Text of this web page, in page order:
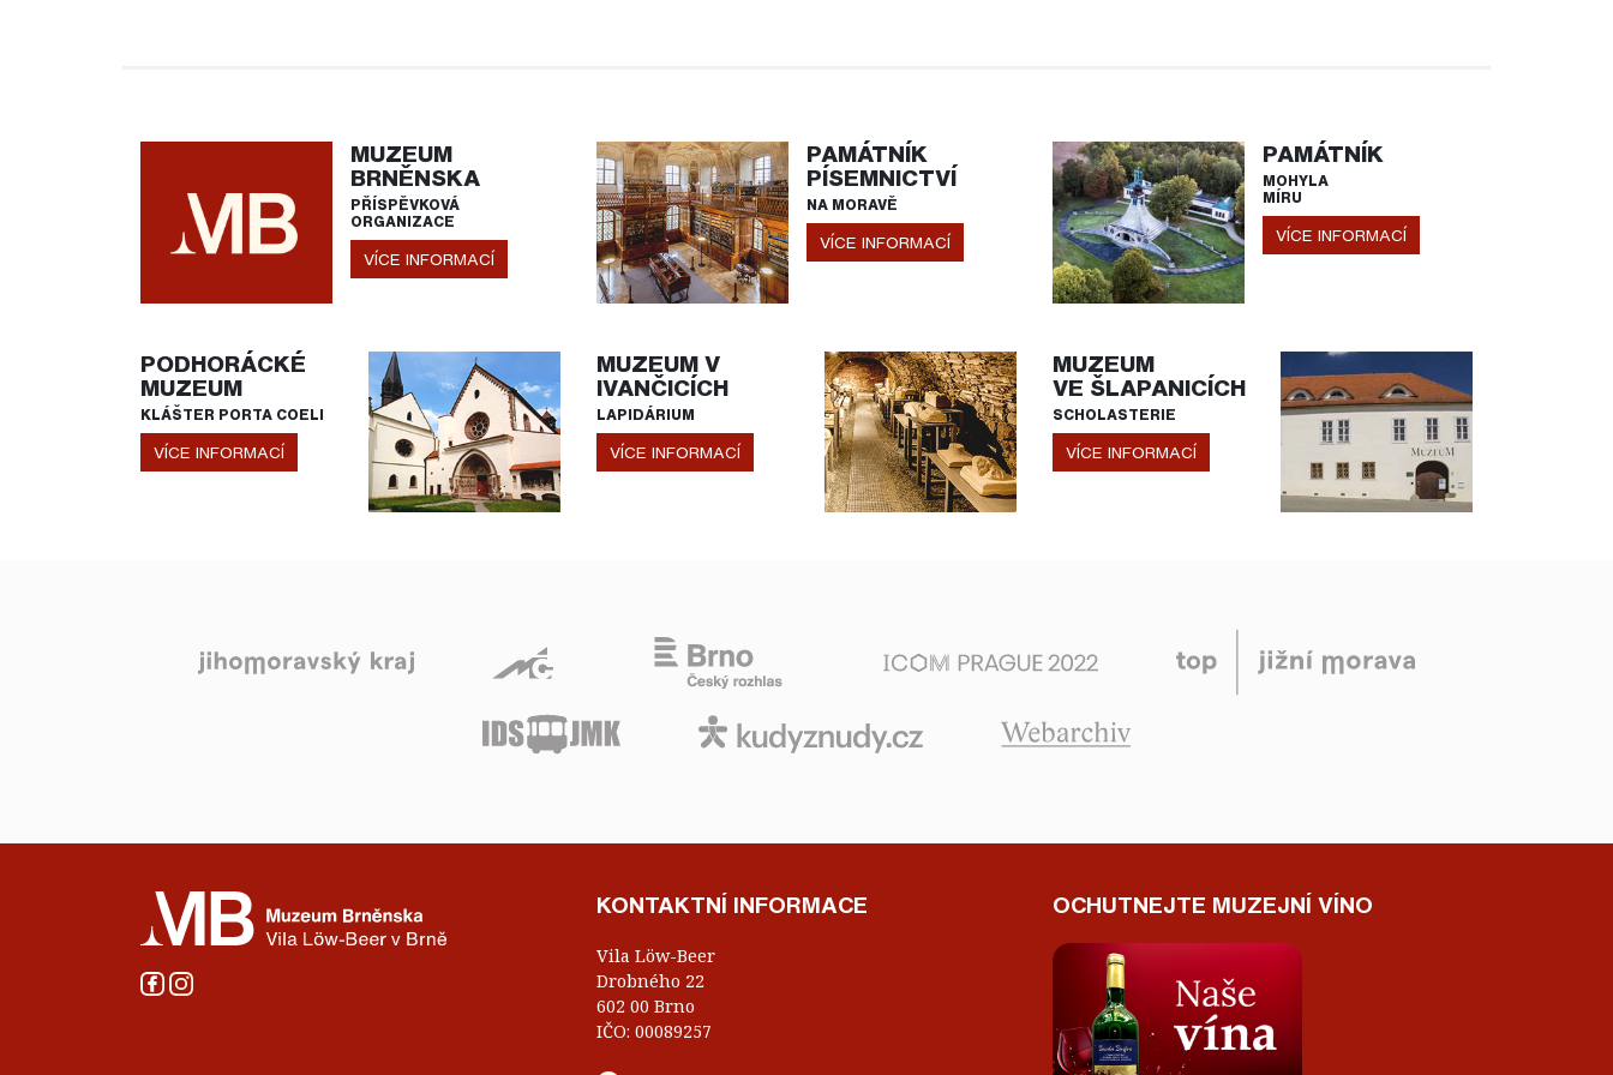
MUZEUM
BRNĚNSKA
PŘÍSPĚVKOVÁ
ORGANIZACE
VÍCE INFORMACÍ
PAMÁTNÍK
PÍSEMNICTVÍ
NA MORAVĚ
VÍCE INFORMACÍ
PAMÁTNÍK
MOHYLA
MÍRU
VÍCE INFORMACÍ
PODHORÁCKÉ
MUZEUM
KLÁŠTER PORTA COELI
VÍCE INFORMACÍ
MUZEUM V
IVANČICÍCH
LAPIDÁRIUM
VÍCE INFORMACÍ
MUZEUM
VE ŠLAPANICÍCH
SCHOLASTERIE
VÍCE INFORMACÍ
KONTAKTNÍ INFORMACE
Vila Löw-Beer
Drobného 22
602 00 Brno
IČO: 00089257
OCHUTNEJTE MUZEJNÍ VÍNO